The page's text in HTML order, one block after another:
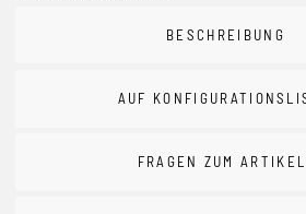
BESCHREIBUNG
AUF
FRAGEN ZUM ARTIKEL